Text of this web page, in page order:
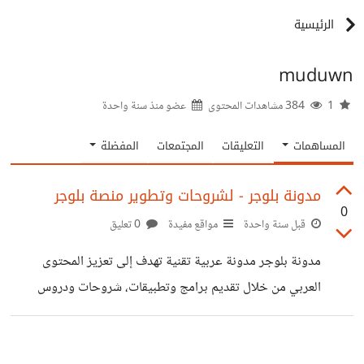
الرئيسية
muduwn
عضو منذسنة واحدة
المساهمات التعليقات المجتمعات المفضلة
0
مدونة بلوجر - لشروحات وتطوير منصة بلوجر
قبل سنة واحدة مواقع مفيدة
مدونة بلوجر مدونة عربية تقنية تهدف إلى تعزيز المحتوى
العربي من خلال تقديم برامج وتطبيقات، شروحات ودروس
تقنية شروحات الربح من الإنترنت للمبتدئين ، أيضا نقوم بالعمل